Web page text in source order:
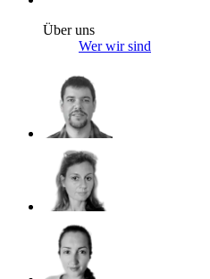
Über uns
Wer wir sind